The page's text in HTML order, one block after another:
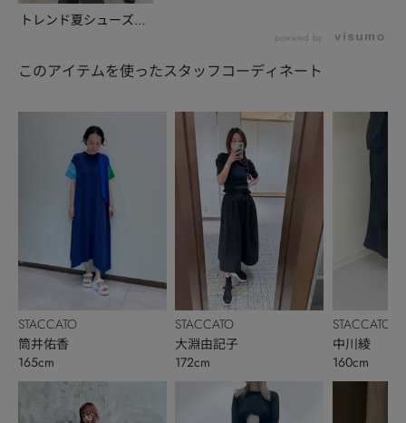
トレンド夏シューズを
powered by
このアイテムを使ったスタッフコーディネート
STACCATO
筒井佑香
165cm
STACCATO
大淵由記子
172cm
STACCATO
中川綾
160cm